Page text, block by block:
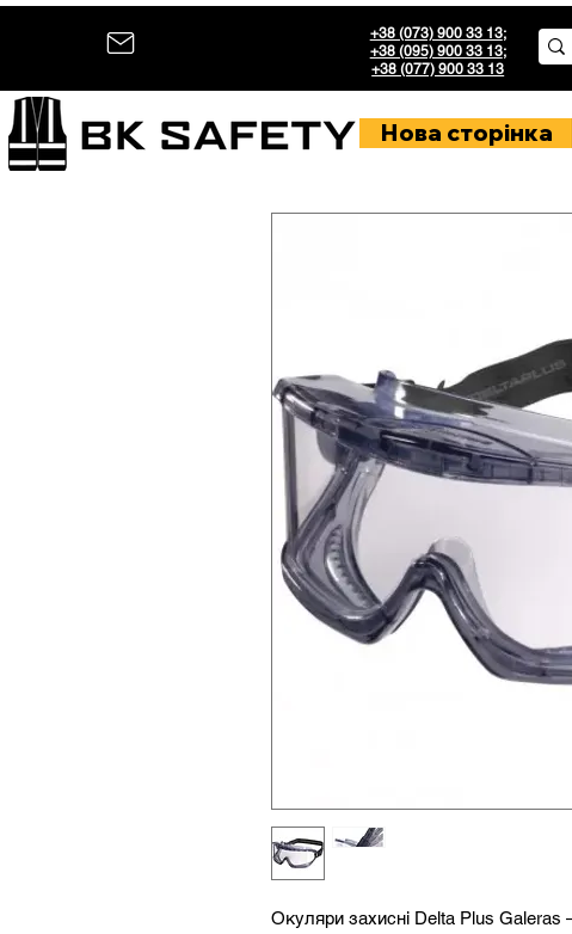
+38 (073) 900 33 13;
+38 (095) 900 33 13;
+38 (077) 900 33 13
Нова сторінка
Окуляри захисні Delta Plus Galeras